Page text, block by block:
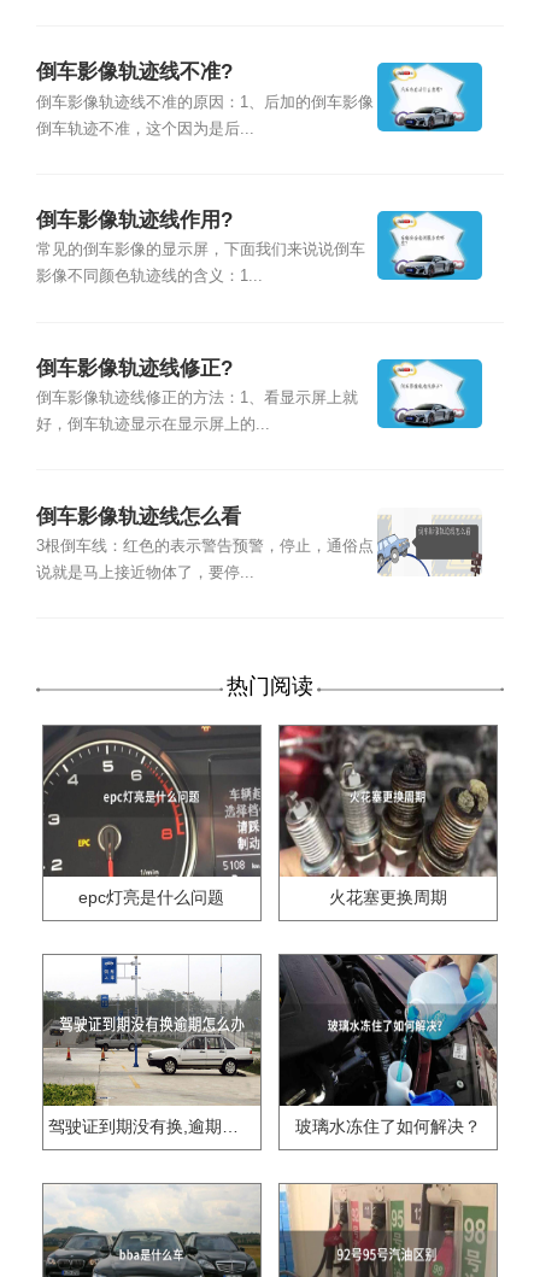
倒车影像轨迹线不准?
倒车影像轨迹线不准的原因：1、后加的倒车影像
倒车轨迹不准，这个因为是后...
倒车影像轨迹线作用?
常见的倒车影像的显示屏，下面我们来说说倒车
影像不同颜色轨迹线的含义：1...
倒车影像轨迹线修正?
倒车影像轨迹线修正的方法：1、看显示屏上就
好，倒车轨迹显示在显示屏上的...
倒车影像轨迹线怎么看
3根倒车线：红色的表示警告预警，停止，通俗点
说就是马上接近物体了，要停...
热门阅读
epc灯亮是什么问题 火花塞更换周期
驾驶证到期没有换,逾期怎么办?? 玻璃水冻住了如何解决？